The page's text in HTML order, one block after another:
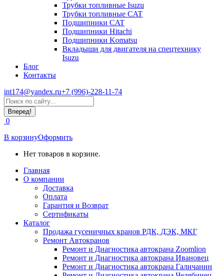
Трубки топливные Isuzu
Трубки топливные CAT
Подшипники CAT
Подшипники Hitachi
Подшипники Komatsu
Вкладыши для двигателя на спецтехнику
Isuzu
Блог
Контакты
int174@yandex.ru+7 (996)-228-11-74
Страница
WhatsApp
открывается
в
новом
окне
Поиск:
0
В корзинуОформить
Нет товаров в корзине.
Главная
О компании
Доставка
Оплата
Гарантия и Возврат
Сертификаты
Каталог
Продажа гусеничных кранов РДК, ДЭК, МКГ
Ремонт Автокранов
Ремонт и Диагностика автокрана Zoomlion
Ремонт и Диагностика автокрана Ивановец
Ремонт и Диагностика автокрана Галичанин